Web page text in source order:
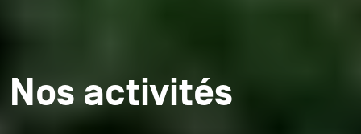
Nos activités